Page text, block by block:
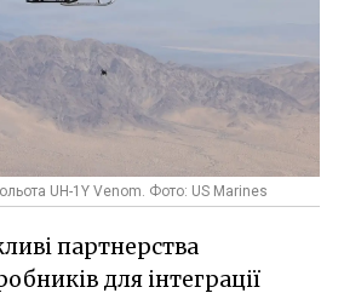
UH-1Y Venom. Фото: US Marines
партнерства
для інтеграції